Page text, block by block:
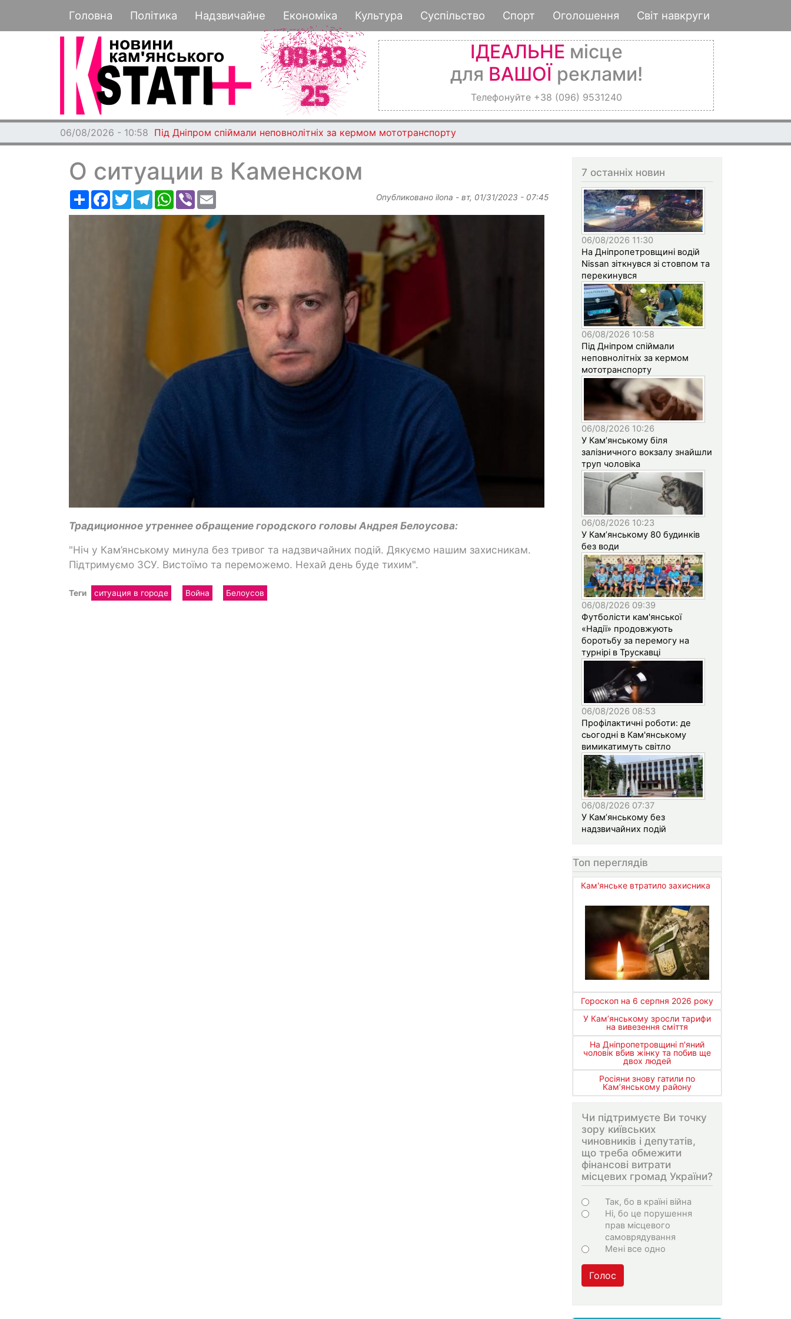
к
основному
Основная навигация
Головна Політика Надзвичайне Економіка Культура Суспільство Спорт Оголошення Світ навкруги
ІДЕАЛЬНЕ місце
для ВАШОЇ реклами!
Телефонуйте +38 (096) 9531240
06/08/2026 - 10:26 У Кам’янському біля залізничного вокзалу знайшли труп чоловіка
О ситуации в Каменском
РесурсFacebook
TwitterTelegramWhatsApp
Viber Опубликовано ilona - вт, 01/31/2023 - 07:45
Традиционное утреннее обращение городского головы Андрея Белоусова:
"Ніч у Кам’янському минула без тривог та надзвичайних подій. Дякуємо нашим захисникам.
Підтримуємо ЗСУ. Вистоїмо та переможемо. Нехай день буде тихим".
Теги ситуация в городе Война Белоусов
7 останніх новин
06/08/2026 11:30
На Дніпропетровщині водій
Nissan зіткнувся зі стовпом та
перекинувся
06/08/2026 10:58
Під Дніпром спіймали
неповнолітніх за кермом
мототранспорту
06/08/2026 10:26
У Кам’янському біля
залізничного вокзалу знайшли
труп чоловіка
06/08/2026 10:23
У Кам’янському 80 будинків
без води
06/08/2026 09:39
Футболісти кам'янської
«Надії» продовжують
боротьбу за перемогу на
турнірі в Трускавці
06/08/2026 08:53
Профілактичні роботи: де
сьогодні в Кам'янському
вимикатимуть світло
06/08/2026 07:37
У Кам’янському без
надзвичайних подій
Топ переглядів
Кам'янське втратило захисника
Гороскоп на 6 серпня 2026 року
У Кам’янському зросли тарифи
на вивезення сміття
На Дніпропетровщині п'яний
чоловік вбив жінку та побив ще
двох людей
Росіяни знову гатили по
Кам’янському району
Чи підтримуєте Ви точку
зору київських
чиновників і депутатів,
що треба обмежити
фінансові витрати
місцевих громад України?
Choices
Так, бо в країні війна
Ні, бо це порушення
прав місцевого
самоврядування
Мені все одно
Голос